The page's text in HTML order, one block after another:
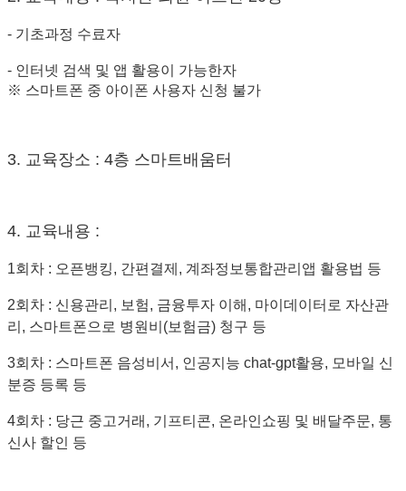
- 기초과정 수료자
- 인터넷 검색 및 앱 활용이 가능한자
※ 스마트폰 중 아이폰 사용자 신청 불가
3. 교육장소 : 4층 스마트배움터
4. 교육내용 :
1회차 : 오픈뱅킹, 간편결제, 계좌정보통합관리앱 활용법 등
2회차 : 신용관리, 보험, 금융투자 이해, 마이데이터로 자산관
리, 스마트폰으로 병원비(보험금) 청구 등
3회차 : 스마트폰 음성비서, 인공지능 chat-gpt활용, 모바일 신
분증 등록 등
4회차 : 당근 중고거래, 기프티콘, 온라인쇼핑 및 배달주문, 통
신사 할인 등